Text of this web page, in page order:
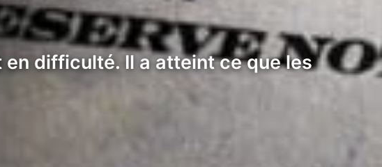
difficulté. Il a atteint ce que les